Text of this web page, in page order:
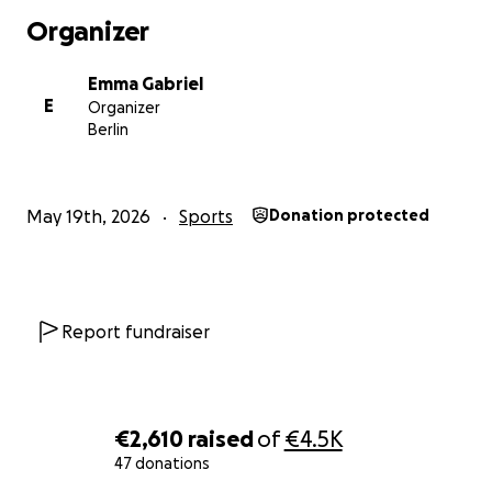
€2,610 raisedof€4.5K
47 donations
Kinder und Jugendlichen möglich zu machen.
Euer Team vom Centre Talma
Organizer
E
Emma Gabriel
Organizer
Berlin
May 19th, 2026 Sports Donation protected
Report fundraiser